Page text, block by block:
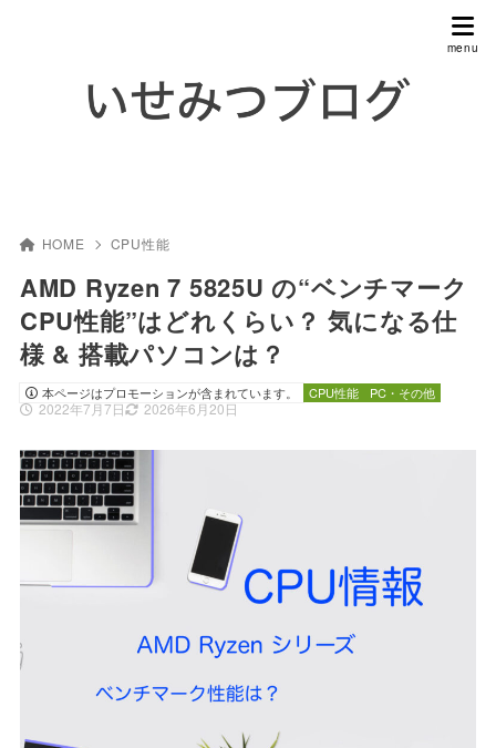
HOME CPU性能
AMD Ryzen 7 5825U の“ベンチマーク
CPU性能”はどれくらい？ 気になる仕
様 & 搭載パソコンは？
本ページはプロモーションが含まれています。
2022年7月7日 2026年6月20日
CPU性能 PC・その他